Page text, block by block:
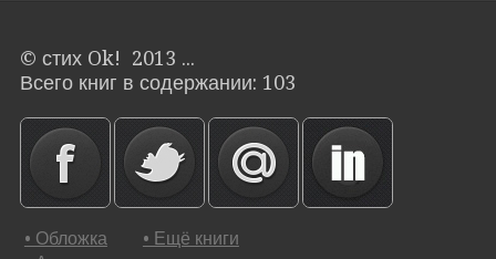
© стих Ok! 2013 ...
Всего книг в содержании: 103
• Обложка
• Ещё книги